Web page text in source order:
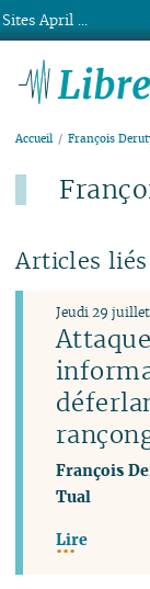
Accueil François
Articles liés
Jeudi 29 juillet
François
Tual
Lire
Sites April ...